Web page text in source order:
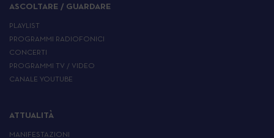
ASCOLTARE / GUARDARE
PLAYLIST
PROGRAMMI RADIOFONICI
CONCERTI
PROGRAMMI TV / VIDEO
CANALE YOUTUBE
ATTUALITÀ
MANIFESTAZIONI